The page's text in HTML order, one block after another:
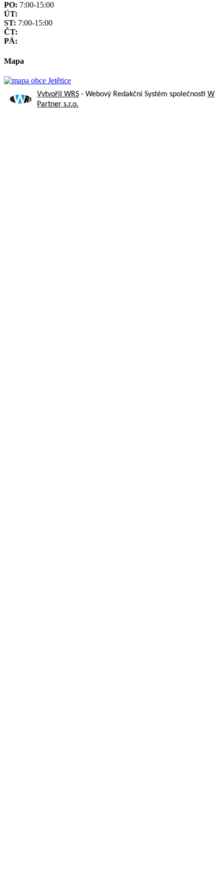
PO: 7:00-15:00
ÚT:
ST: 7:00-15:00
ČT:
PÁ:
Mapa
Vytvořil WRS - Webový Redakční Systém společnosti W
Partner s.r.o.